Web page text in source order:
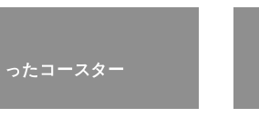
たコースター